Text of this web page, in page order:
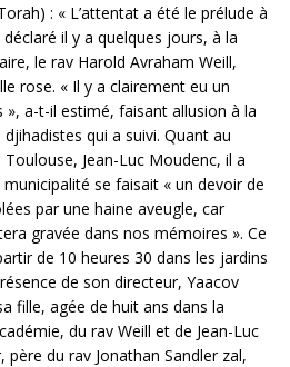
: « L’attentat a été le prélude à
il y a quelques jours, à la
le rav Harold Avraham Weill,
rose. « Il y a clairement eu un
a-t-il estimé, faisant allusion à la
djihadistes qui a suivi. Quant au
Jean-Luc Moudenc, il a
se faisait « un devoir de
par une haine aveugle, car
gravée dans nos mémoires ». Ce
de 10 heures 30 dans les jardins
de son directeur, Yaacov
fille, agée de huit ans dans la
du rav Weill et de Jean-Luc
père du rav Jonathan Sandler zal,